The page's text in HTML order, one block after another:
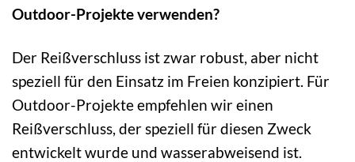
Outdoor-Projekte verwenden?
Der Reißverschluss ist zwar robust, aber nicht
speziell für den Einsatz im Freien konzipiert. Für
Outdoor-Projekte empfehlen wir einen
Reißverschluss, der speziell für diesen Zweck
entwickelt wurde und wasserabweisend ist.